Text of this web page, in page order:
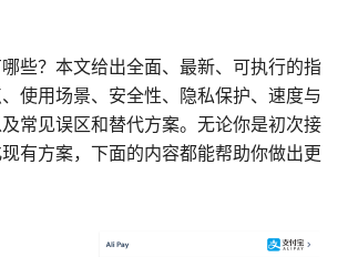
些？本文给出全面、最新、可执行的指
使用场景、安全性、隐私保护、速度与
常见误区和替代方案。无论你是初次接
有方案，下面的内容都能帮助你做出更